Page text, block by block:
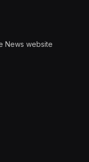
News website